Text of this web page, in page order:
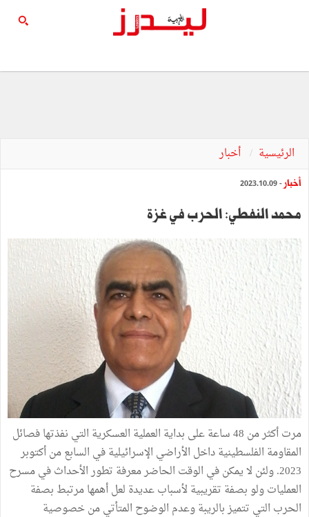
الرئيسية أخبار
أخبار - 2023.10.09
محمد النفطي: الحرب في غزة
مرت أكثر من 48 ساعة على بداية العملية العسكرية التي نفذتها فصائل
المقاومة الفلسطينية داخل الأراضي الإسرائيلية في السابع من أكتوبر
2023. ولئن لا يمكن في الوقت الحاضر معرفة تطور الأحداث في مسرح
العمليات ولو بصفة تقريبية لأسباب عديدة لعل أهمها مرتبط بصفة
الحرب التي تتميز بالريبة وعدم الوضوح المتأتي من خصوصية